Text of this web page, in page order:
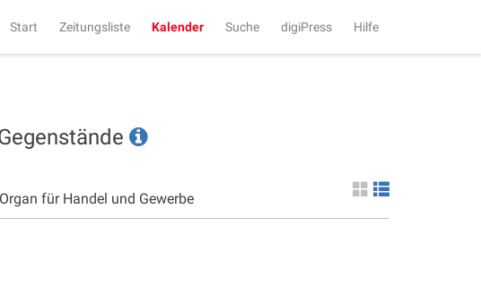
Start Zeitungsliste Kalender Suche digiPress Hilfe
für Handel und Gewerbe